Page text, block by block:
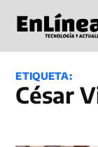
contenido
ETIQUETA:
César